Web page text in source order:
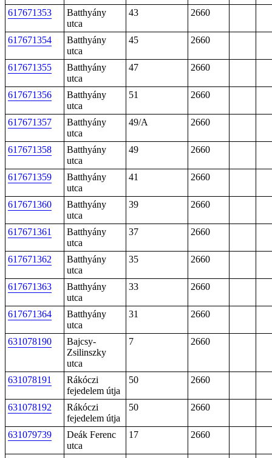
617671353
Batthyány
utca
43 2660
617671354
Batthyány
utca
45 2660
617671355
Batthyány
utca
47 2660
617671356
Batthyány
utca
51 2660
617671357
Batthyány
utca
49/A 2660
617671358
Batthyány
utca
49 2660
617671359
Batthyány
utca
41 2660
617671360
Batthyány
utca
39 2660
617671361
Batthyány
utca
37 2660
617671362
Batthyány
utca
35 2660
617671363
Batthyány
utca
33 2660
617671364
Batthyány
utca
31 2660
631078190
Bajcsy-
Zsilinszky
utca
7 2660
631078191
Rákóczi
fejedelem útja
50 2660
631078192
Rákóczi
fejedelem útja
50 2660
631079739
Deák Ferenc
utca
17 2660